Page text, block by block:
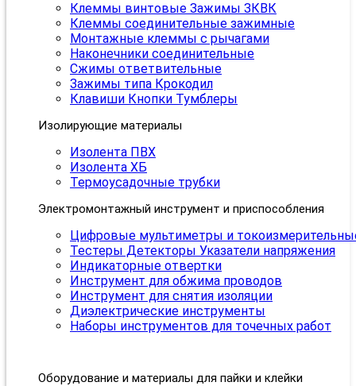
Клеммы винтовые Зажимы ЗКВК
Клеммы соединительные зажимные
Монтажные клеммы с рычагами
Наконечники соединительные
Сжимы ответвительные
Зажимы типа Крокодил
Клавиши Кнопки Тумблеры
Изолирующие материалы
Изолента ПВХ
Изолента ХБ
Термоусадочные трубки
Электромонтажный инструмент и приспособления
Цифровые мультиметры и
Тестеры Детекторы Указатели напряжения
Индикаторные отвертки
Инструмент для обжима проводов
Инструмент для снятия изоляции
Диэлектрические инструменты
Наборы инструментов для точечных работ
Оборудование и материалы для пайки и клейки